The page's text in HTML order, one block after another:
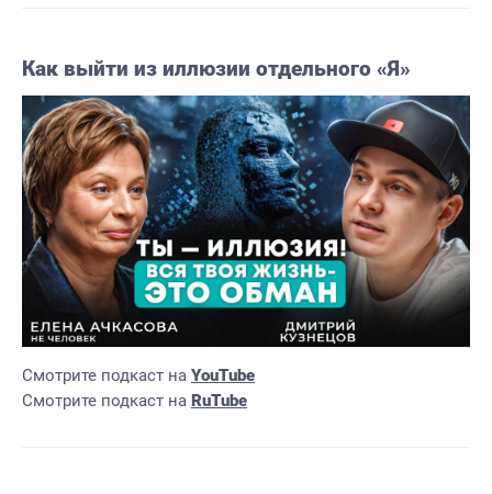
Как выйти из иллюзии отдельного «Я»
Смотрите подкаст на YouTube
Смотрите подкаст на RuTube